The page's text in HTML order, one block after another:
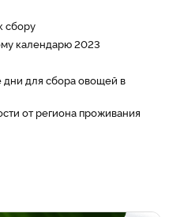
сбору
календарю 2023
дни для сбора овощей в
от региона проживания